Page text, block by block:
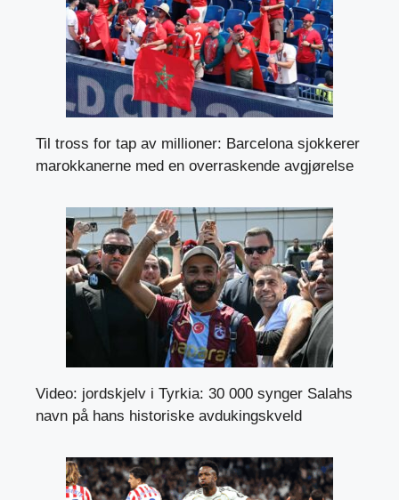
Til tross for tap av millioner: Barcelona sjokkerer
marokkanerne med en overraskende avgjørelse
Video: jordskjelv i Tyrkia: 30 000 synger Salahs
navn på hans historiske avdukingskveld